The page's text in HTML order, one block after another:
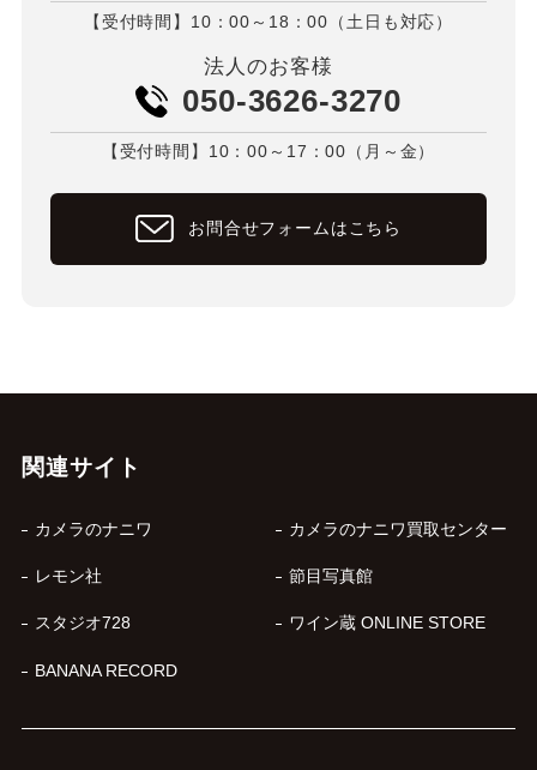
【受付時間】10：00～18：00（土日も対応）
法人のお客様
050-3626-3270
【受付時間】10：00～17：00（月～金）
お問合せフォームはこちら
関連サイト
カメラのナニワ カメラのナニワ買取センター
レモン社 節目写真館
スタジオ728 ワイン蔵 ONLINE STORE
BANANA RECORD